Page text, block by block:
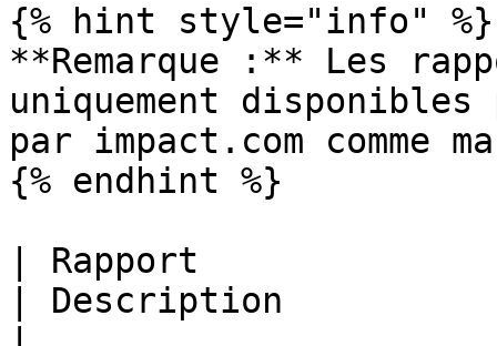
{% hint style="info" %}
**Remarque :** Les
uniquement
par impact.com comme
{% endhint %}
| Rapport
| Description